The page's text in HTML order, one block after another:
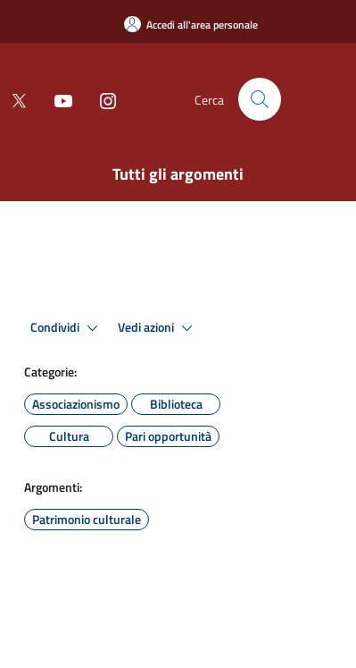
Accedi all'area personale
Cerca
Tutti gli argomenti
Condividi Vedi azioni
Categorie:
Associazionismo
Biblioteca
Cultura
Pari opportunità
Argomenti:
Patrimonio culturale